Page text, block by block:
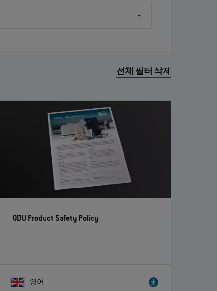
전체 필터 삭제
ODU Product Safety Policy
영어